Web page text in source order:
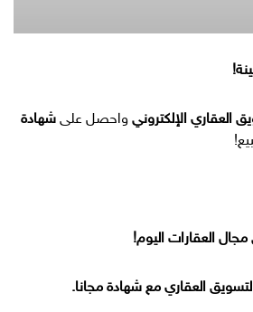
العقاري الإلكتروني واحصل على شهادة
العقارات اليوم!
العقاري مع شهادة مجانا.